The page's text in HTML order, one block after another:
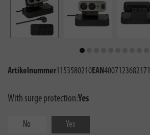
Artikelnummer1153580210EAN4007123682171
With surge protection:Yes
No Yes